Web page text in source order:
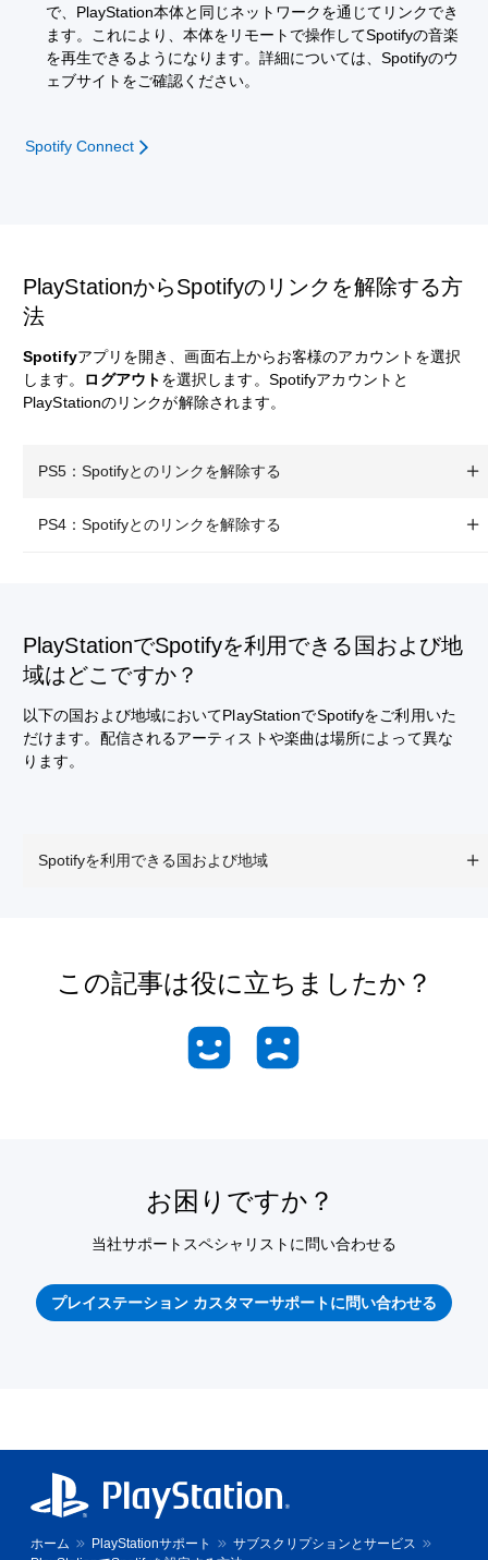
で、PlayStation本体と同じネットワークを通じてリンクでき
ます。これにより、本体をリモートで操作してSpotifyの音楽
を再生できるようになります。詳細については、Spotifyのウ
ェブサイトをご確認ください。
Spotify Connect
PlayStationからSpotifyのリンクを解除する方
法
Spotifyアプリを開き、画面右上からお客様のアカウントを選択
します。 ログアウトを選択します。Spotifyアカウントと
PlayStationのリンクが解除されます。
PS5：Spotifyとのリンクを解除する
PS4：Spotifyとのリンクを解除する
PlayStationでSpotifyを利用できる国および地
域はどこですか？
以下の国および地域においてPlayStationでSpotifyをご利用いた
だけます。配信されるアーティストや楽曲は場所によって異な
ります。
Spotifyを利用できる国および地域
この記事は役に立ちましたか？
お困りですか？
当社サポートスペシャリストに問い合わせる
プレイステーション カスタマーサポートに問い合わせる
ホーム PlayStationサポート
サブスクリプションとサービス